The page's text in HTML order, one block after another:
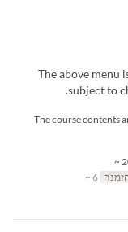
*The above
subject to
※The course contents
6 ~